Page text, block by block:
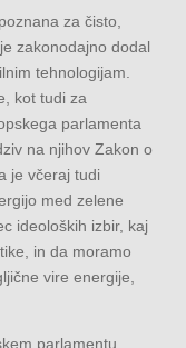
za čisto,
zakonodajno dodal
tehnologijam.
kot tudi za
parlamenta
na njihov Zakon o
je včeraj tudi
med zelene
ideoloških izbir, kaj
in da moramo
vire energije,
parlamentu